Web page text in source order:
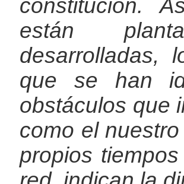
constitución.
están
desarrolladas,
que se han
obstáculos que
como el
propios